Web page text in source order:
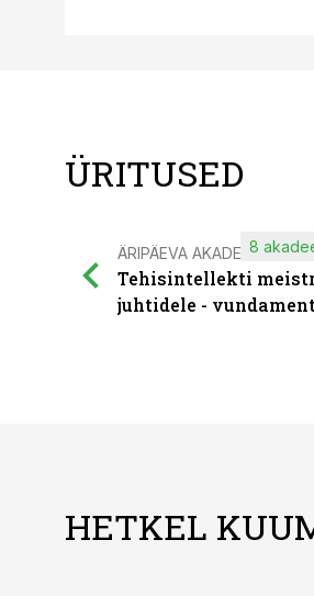
ÜRITUSED
ÄRIPÄEVA AKADEEMIA
Tehisintellekti
juhtidele - vundament
8
HETKEL